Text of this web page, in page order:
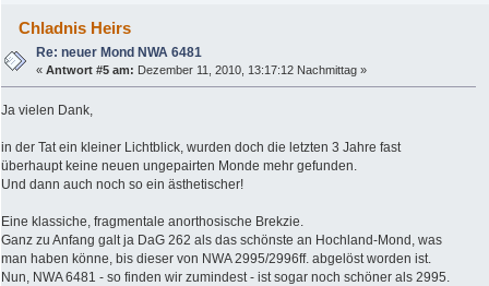
Chladnis Heirs
Re: neuer Mond NWA 6481
«Antwort #5 am: Dezember 11, 2010, 13:17:12 Nachmittag »
Ja vielen Dank,
in der Tat ein kleiner Lichtblick, wurden doch die letzten 3 Jahre fast
überhaupt keine neuen ungepairten Monde mehr gefunden.
Und dann auch noch so ein ästhetischer!
Eine klassiche, fragmentale anorthosische Brekzie.
Ganz zu Anfang galt ja DaG 262 als das schönste an Hochland-Mond, was
man haben könne, bis dieser von NWA 2995/2996ff. abgelöst worden ist.
Nun, NWA 6481 - so finden wir zumindest - ist sogar noch schöner als 2995.